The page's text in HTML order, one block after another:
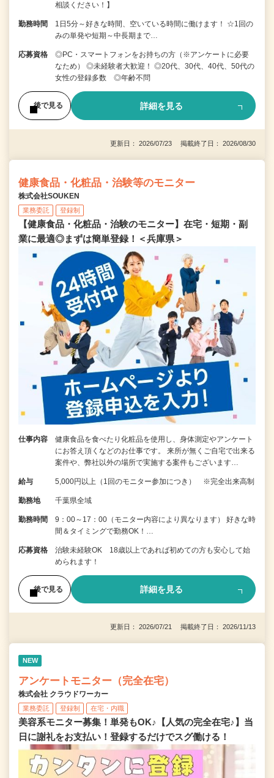
相談ください！】
勤務時間
1日5分～好きな時間、空いている時間に働けます！ ☆1回の
みの単発や短期～中長期まで…
応募資格
◎PC・スマートフォンをお持ちの方（※アンケートに必要
なため） ◎未経験者大歓迎！ ◎20代、30代、40代、50代の
女性の登録多数 ◎年齢不問
後で見る 詳細を見る
更新日： 2026/07/23 掲載終了日： 2026/08/30
健康食品・化粧品・治験等のモニター
株式会社SOUKEN
業務委託 登録制
【健康食品・化粧品・治験のモニター】在宅・短期・副
業に最適◎まずは簡単登録！＜兵庫県＞
仕事内容
健康食品を食べたり化粧品を使用し、身体測定やアンケート
にお答え頂くなどのお仕事です。 来所が無くご自宅で出来る
案件や、弊社以外の場所で実施する案件もございます…
給与 5,000円以上（1回のモニター参加につき） ※完全出来高制
勤務地 千葉県全域
勤務時間
9：00～17：00（モニター内容により異なります） 好きな時
間＆タイミングで勤務OK！…
応募資格
治験未経験OK 18歳以上であれば初めての方も安心して始
められます！
後で見る 詳細を見る
更新日： 2026/07/21 掲載終了日： 2026/11/13
NEW
アンケートモニター（完全在宅）
株式会社 クラウドワーカー
業務委託 登録制 在宅・内職
美容系モニター募集！単発もOK♪【人気の完全在宅♪】当
日に謝礼をお支払い！登録するだけでスグ働ける！